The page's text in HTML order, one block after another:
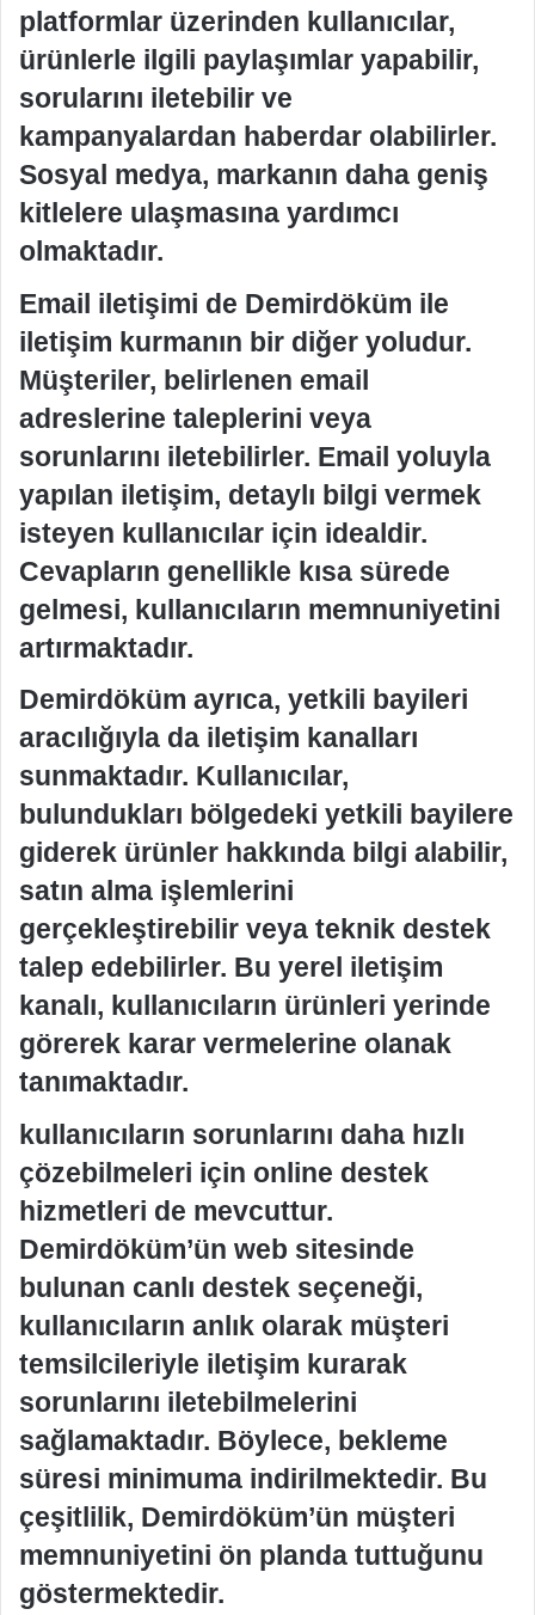
platformlar üzerinden kullanıcılar,
ürünlerle ilgili paylaşımlar yapabilir,
sorularını iletebilir ve
kampanyalardan haberdar olabilirler.
Sosyal medya, markanın daha geniş
kitlelere ulaşmasına yardımcı
olmaktadır.
Email iletişimi de Demirdöküm ile
iletişim kurmanın bir diğer yoludur.
Müşteriler, belirlenen email
adreslerine taleplerini veya
sorunlarını iletebilirler. Email yoluyla
yapılan iletişim, detaylı bilgi vermek
isteyen kullanıcılar için idealdir.
Cevapların genellikle kısa sürede
gelmesi, kullanıcıların memnuniyetini
artırmaktadır.
Demirdöküm ayrıca, yetkili bayileri
aracılığıyla da iletişim kanalları
sunmaktadır. Kullanıcılar,
bulundukları bölgedeki yetkili bayilere
giderek ürünler hakkında bilgi alabilir,
satın alma işlemlerini
gerçekleştirebilir veya teknik destek
talep edebilirler. Bu yerel iletişim
kanalı, kullanıcıların ürünleri yerinde
görerek karar vermelerine olanak
tanımaktadır.
kullanıcıların sorunlarını daha hızlı
çözebilmeleri için online destek
hizmetleri de mevcuttur.
Demirdöküm’ün web sitesinde
bulunan canlı destek seçeneği,
kullanıcıların anlık olarak müşteri
temsilcileriyle iletişim kurarak
sorunlarını iletebilmelerini
sağlamaktadır. Böylece, bekleme
süresi minimuma indirilmektedir. Bu
çeşitlilik, Demirdöküm’ün müşteri
memnuniyetini ön planda tuttuğunu
göstermektedir.